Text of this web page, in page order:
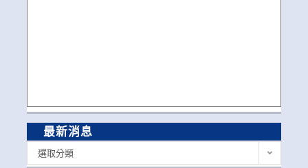
最新消息
選取分類